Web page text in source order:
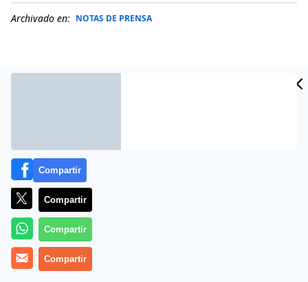
Archivado en: NOTAS DE PRENSA
Sports Emotion, una de las principales compañías de
distribución de material deportivo en el sur de Europa,
anuncia el lanzamiento de
Compartir
Compartir
Compartir
Compartir